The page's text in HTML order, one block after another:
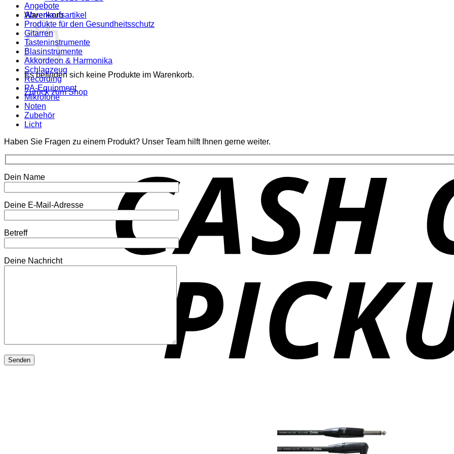
Warenkorb
Es befinden sich keine Produkte im Warenkorb.
Zurück zum Shop
Angebote
Abverkaufsartikel
Produkte für den Gesundheitsschutz
Gitarren
Tasteninstrumente
Blasinstrumente
Akkordeon & Harmonika
Schlagzeug
Recording
PA-Equipment
Mikrofone
Noten
Zubehör
Licht
Haben Sie Fragen zu einem Produkt? Unser Team hilft Ihnen gerne weiter.
Dein Name
Deine E-Mail-Adresse
Betreff
Deine Nachricht